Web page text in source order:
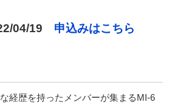
04/19 申込みはこちら
経歴を持ったメンバーが集まるMI-6